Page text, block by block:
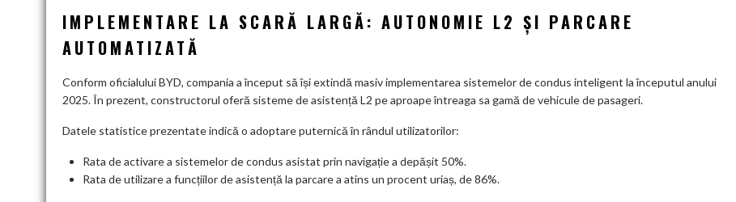
IMPLEMENTARE LA SCARĂ LARGĂ: AUTONOMIE L2 ȘI PARCARE
AUTOMATIZATĂ
Conform oficialului BYD, compania a început să își extindă masiv implementarea sistemelor de condus inteligent la începutul anului
2025. În prezent, constructorul oferă sisteme de asistență L2 pe aproape întreaga sa gamă de vehicule de pasageri.
Datele statistice prezentate indică o adoptare puternică în rândul utilizatorilor:
Rata de activare a sistemelor de condus asistat prin navigație a depășit 50%.
Rata de utilizare a funcțiilor de asistență la parcare a atins un procent uriaș, de 86%.